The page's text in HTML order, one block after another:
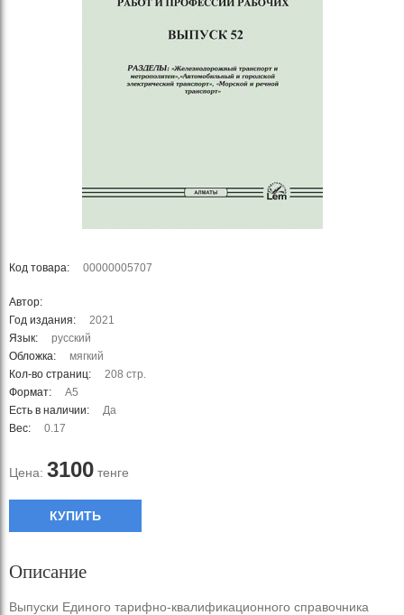
Код товара: 00000005707
Автор:
Год издания:
2021
Язык:
русский
Обложка:
мягкий
Кол-во страниц:
208 стр.
Формат:
А5
Есть в наличии:
Да
Вес:
0.17
Цена: 3100 тенге
КУПИТЬ
Описание
Выпуски Единого тарифно-квалификационного справочника